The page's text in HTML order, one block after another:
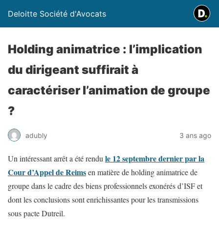
Deloitte Société d'Avocats
Holding animatrice : l’implication
du dirigeant suffirait à
caractériser l’animation de groupe
?
adubly 3 ans ago
Un intéressant arrêt a été rendu le 12 septembre dernier par la
Cour d’Appel de Reimsen matière de holding animatrice de
groupe dans le cadre des biens professionnels exonérés d’ISF et
dont les conclusions sont enrichissantes pour les transmissions
sous pacte Dutreil.